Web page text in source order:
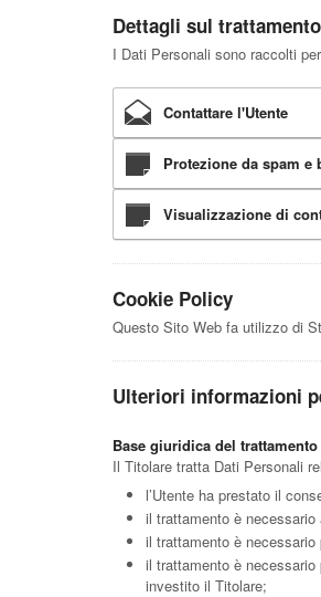
Dettagli sul
I Dati Personali sono raccolti
Contattare l'Utente
Protezione da spam e
Visualizzazione di
Cookie Policy
Questo Sito Web fa utilizzo di
Ulteriori informazioni
Base giuridica del trattamento
Il Titolare tratta Dati Personali
l’Utente ha prestato il
il trattamento è necessario
il trattamento è
il trattamento è
investito il Titolare;